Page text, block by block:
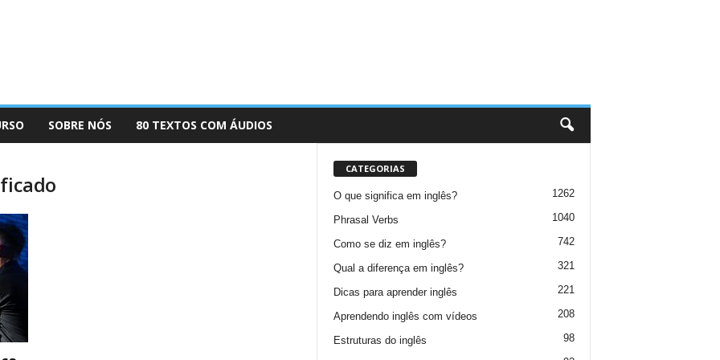
SOBRE NÓS 80 TEXTOS COM ÁUDIOS
CATEGORIAS
O que significa em inglês? 1262
Phrasal Verbs 1040
Como se diz em inglês? 742
Qual a diferença em inglês? 321
Dicas para aprender inglês 221
Aprendendo inglês com vídeos 208
Estruturas do inglês 98